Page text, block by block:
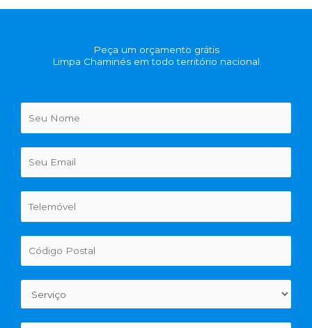
Peça um orçamento grátis
Limpa Chaminés em todo território nacional